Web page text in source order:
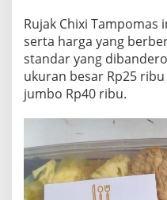
Rujak Chixi
serta harga yang
standar yang
ukuran besar Rp25
jumbo Rp40 ribu.